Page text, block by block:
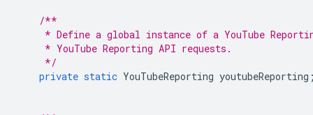
/**
* Define a global instance of a YouTube
     * YouTube Reporting API requests.
     */
private static YouTubeReporting youtubeReporting